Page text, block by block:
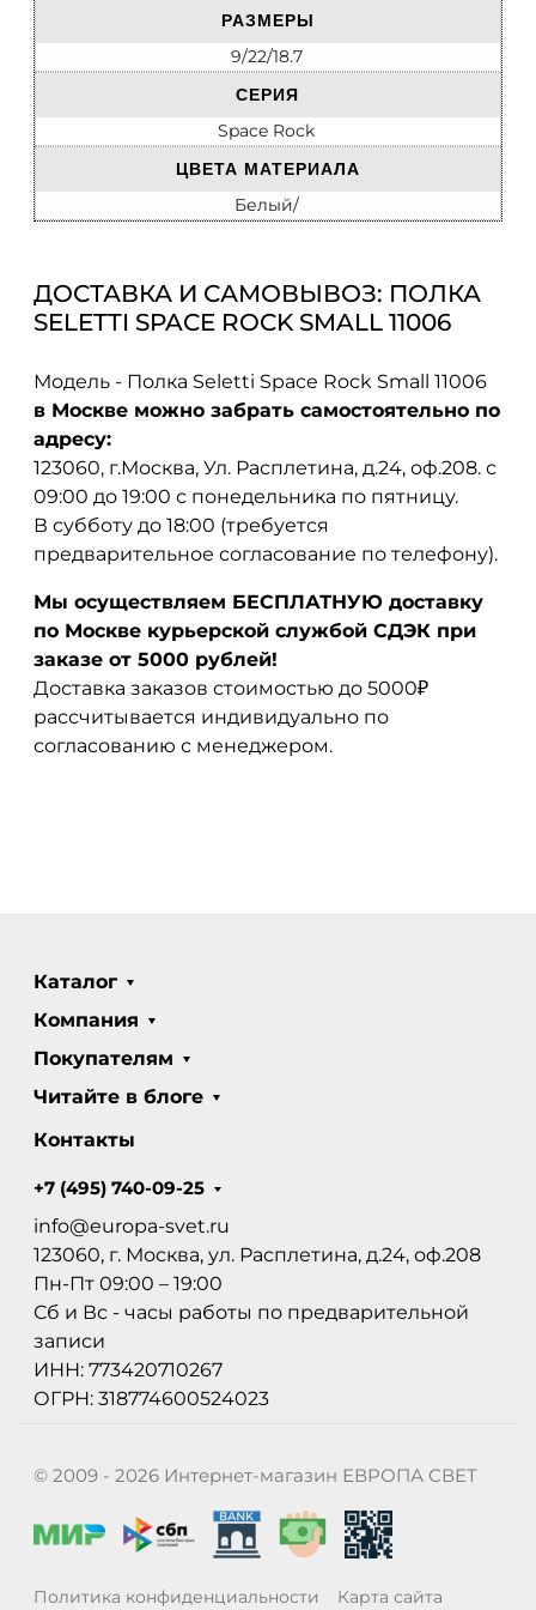
РАЗМЕРЫ
9/22/18.7
СЕРИЯ
Space Rock
ЦВЕТА МАТЕРИАЛА
Белый/
ДОСТАВКА И САМОВЫВОЗ: ПОЛКА
SELETTI SPACE ROCK SMALL 11006
Модель - Полка Seletti Space Rock Small 11006
в Москве можно забрать самостоятельно по
адресу:
123060, г.Москва, Ул. Расплетина, д.24, оф.208. с
09:00 до 19:00 с понедельника по пятницу.
В субботу до 18:00 (требуется
предварительное согласование по телефону).
Мы осуществляем БЕСПЛАТНУЮ доставку
по Москве курьерской службой СДЭК при
заказе от 5000 рублей!
Доставка заказов стоимостью до 5000₽
рассчитывается индивидуально по
согласованию с менеджером.
Каталог
Компания
Покупателям
Читайте в блоге
Контакты
+7 (495) 740-09-25
info@europa-svet.ru
123060, г. Москва, ул. Расплетина, д.24, оф.208
Пн-Пт 09:00 – 19:00
Сб и Вс - часы работы по предварительной
записи
ИНН: 773420710267
ОГРН: 318774600524023
© 2009 - 2026 Интернет-магазин ЕВРОПА СВЕТ
Политика конфиденциальности Карта сайта